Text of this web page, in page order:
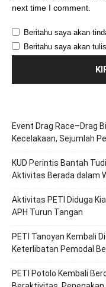
next time I comment.
Beritahu saya akan
Beritahu saya akan
Event Drag Race–Drag
Kecelakaan, Sejumlah
KUD Perintis Bantah
Aktivitas Berada dalam
Aktivitas PETI Diduga
APH Turun Tangan
PETI Tanoyan Kembali
Keterlibatan Pemodal
PETI Potolo Kembali